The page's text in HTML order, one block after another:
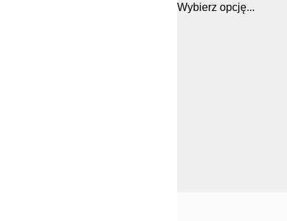
Wybierz opcję...